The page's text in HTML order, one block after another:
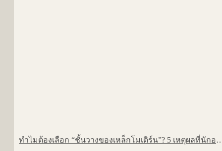
ทำไมต้องเลือก “ชั้นวางของเหล็กโมเดิร์